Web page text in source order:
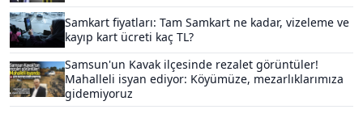
Samkart fiyatları: Tam Samkart ne kadar, vizeleme ve
kayıp kart ücreti kaç TL?
Samsun'un Kavak ilçesinde rezalet görüntüler!
Mahalleli isyan ediyor: Köyümüze, mezarlıklarımıza
gidemiyoruz